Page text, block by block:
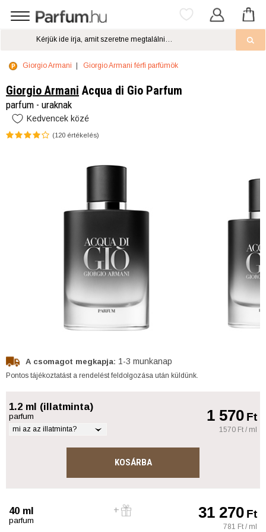
Giorgio Armani Giorgio Armani férfi parfümök
Giorgio Armani Acqua di Gio Parfum
parfum - uraknak
Kedvencek közé
(120 értékelés)
A csomagot megkapja: 1-3 munkanap
Pontos tájékoztatást a rendelést feldolgozása után küldünk.
1.2 ml (illatminta)
parfum
mi az az illatminta?
1 570Ft
1570 Ft / ml
KOSÁRBA
40 ml
parfum 31 270Ft
781 Ft / ml